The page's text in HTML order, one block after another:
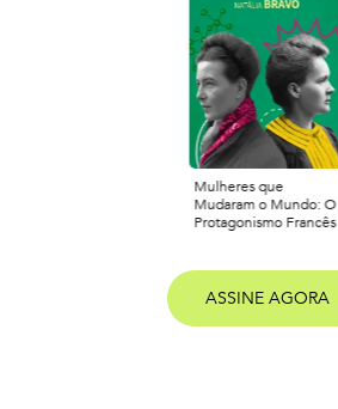
Mulheres que
Mudaram o Mundo: O
Protagonismo Francês
ASSINE AGORA